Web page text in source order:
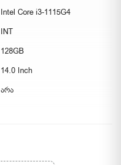
Intel Core i3-1115G4
INT
128GB
14.0 Inch
არა